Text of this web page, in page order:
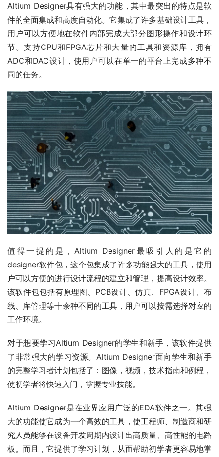
Altium Designer具有强大的功能，其中最突出的特点是软
件的全面集成和高度自动化。它集成了许多基础设计工具，
用户可以方便地在软件内部完成大部分图形操作和设计环
节。支持CPU和FPGA芯片和大量的工具和资源库，拥有
ADC和DAC设计，使用户可以在单一的平台上完成多种不
同的任务。
值得一提的是，Altium Designer最吸引人的是它的
designer软件包，这个包集成了许多功能强大的工具，使用
户可以方便的进行设计流程的建立和管理，提高设计效率。
该软件包包括有原理图、PCB设计、仿真、FPGA设计、布
线、库管理等十余种不同的工具，用户可以按需选择对应的
工作环境。
对于想要学习Altium Designer的学生和新手，该软件提供
了非常强大的学习资源。Altium Designer面向学生和新手
的完整学习者计划包括了：图像，视频，技术指南和例程，
使初学者将快速入门，掌握专业技能。
Altium Designer是在业界应用广泛的EDA软件之一。其强
大的功能使它成为一个高效的工具，使工程师、制造商和研
究人员能够在设备开发周期内设计出高质量、高性能的电路
板。而且，它提供了学习计划，从而帮助初学者更容易地掌